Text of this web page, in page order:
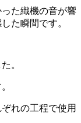
た織機の音が響
た瞬間です。
。
れの工程で使用